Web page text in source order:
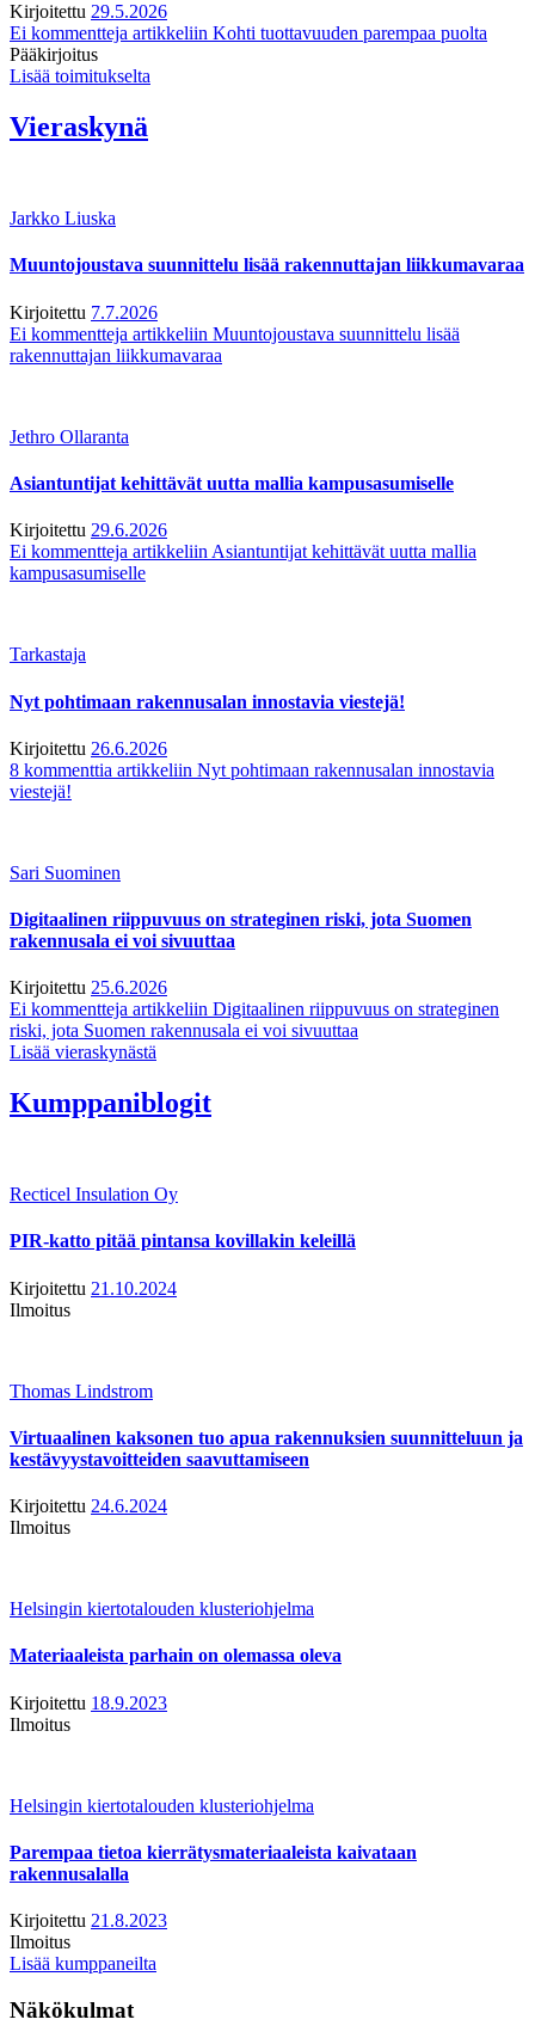
Kirjoitettu 29.5.2026
Ei kommentteja artikkeliin Kohti tuottavuuden parempaa puolta
Pääkirjoitus
Lisää toimitukselta
Vieraskynä
Jarkko Liuska
Muuntojoustava suunnittelu lisää rakennuttajan liikkumavaraa
Kirjoitettu 7.7.2026
Ei kommentteja artikkeliin Muuntojoustava suunnittelu lisää
rakennuttajan liikkumavaraa
Jethro Ollaranta
Asiantuntijat kehittävät uutta mallia kampusasumiselle
Kirjoitettu 29.6.2026
Ei kommentteja artikkeliin Asiantuntijat kehittävät uutta mallia
kampusasumiselle
Tarkastaja
Nyt pohtimaan rakennusalan innostavia viestejä!
Kirjoitettu 26.6.2026
8 kommenttia artikkeliin Nyt pohtimaan rakennusalan innostavia
viestejä!
Sari Suominen
Digitaalinen riippuvuus on strateginen riski, jota Suomen
rakennusala ei voi sivuuttaa
Kirjoitettu 25.6.2026
Ei kommentteja artikkeliin Digitaalinen riippuvuus on strateginen
riski, jota Suomen rakennusala ei voi sivuuttaa
Lisää vieraskynästä
Kumppaniblogit
Recticel Insulation Oy
PIR-katto pitää pintansa kovillakin keleillä
Kirjoitettu 21.10.2024
Ilmoitus
Thomas Lindstrom
Virtuaalinen kaksonen tuo apua rakennuksien suunnitteluun ja
kestävyystavoitteiden saavuttamiseen
Kirjoitettu 24.6.2024
Ilmoitus
Helsingin kiertotalouden klusteriohjelma
Materiaaleista parhain on olemassa oleva
Kirjoitettu 18.9.2023
Ilmoitus
Helsingin kiertotalouden klusteriohjelma
Parempaa tietoa kierrätysmateriaaleista kaivataan
rakennusalalla
Kirjoitettu 21.8.2023
Ilmoitus
Lisää kumppaneilta
Näkökulmat